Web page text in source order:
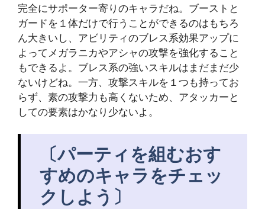
完全にサポーター寄りのキャラだね。ブーストと
ガードを１体だけで行うことができるのはもちろ
ん大きいし、アビリティのブレス系効果アップに
よってメガラニカやアシャの攻撃を強化すること
もできるよ。ブレス系の強いスキルはまだまだ少
ないけどね。一方、攻撃スキルを１つも持ってお
らず、素の攻撃力も高くないため、アタッカーと
しての要素はかなり少ないよ。
〔パーティを組むおす
すめのキャラをチェッ
クしよう〕